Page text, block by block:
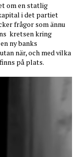
om en statlig
i det partiet
frågor som ännu
kretsen kring
ny banks
när, och med vilka
på plats.